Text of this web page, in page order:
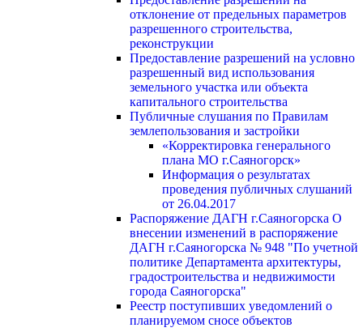
отклонение от предельных параметров
разрешенного строительства,
реконструкции
Предоставление разрешений на условно
разрешенный вид использования
земельного участка или объекта
капитального строительства
Публичные слушания по Правилам
землепользования и застройки
«Корректировка генерального
плана МО г.Саяногорск»
Информация о результатах
проведения публичных слушаний
от 26.04.2017
Распоряжение ДАГН г.Саяногорска О
внесении изменений в распоряжение
ДАГН г.Саяногорска № 948 "По учетной
политике Департамента архитектуры,
градостроительства и недвижимости
города Саяногорска"
Реестр поступивших уведомлений о
планируемом сносе объектов